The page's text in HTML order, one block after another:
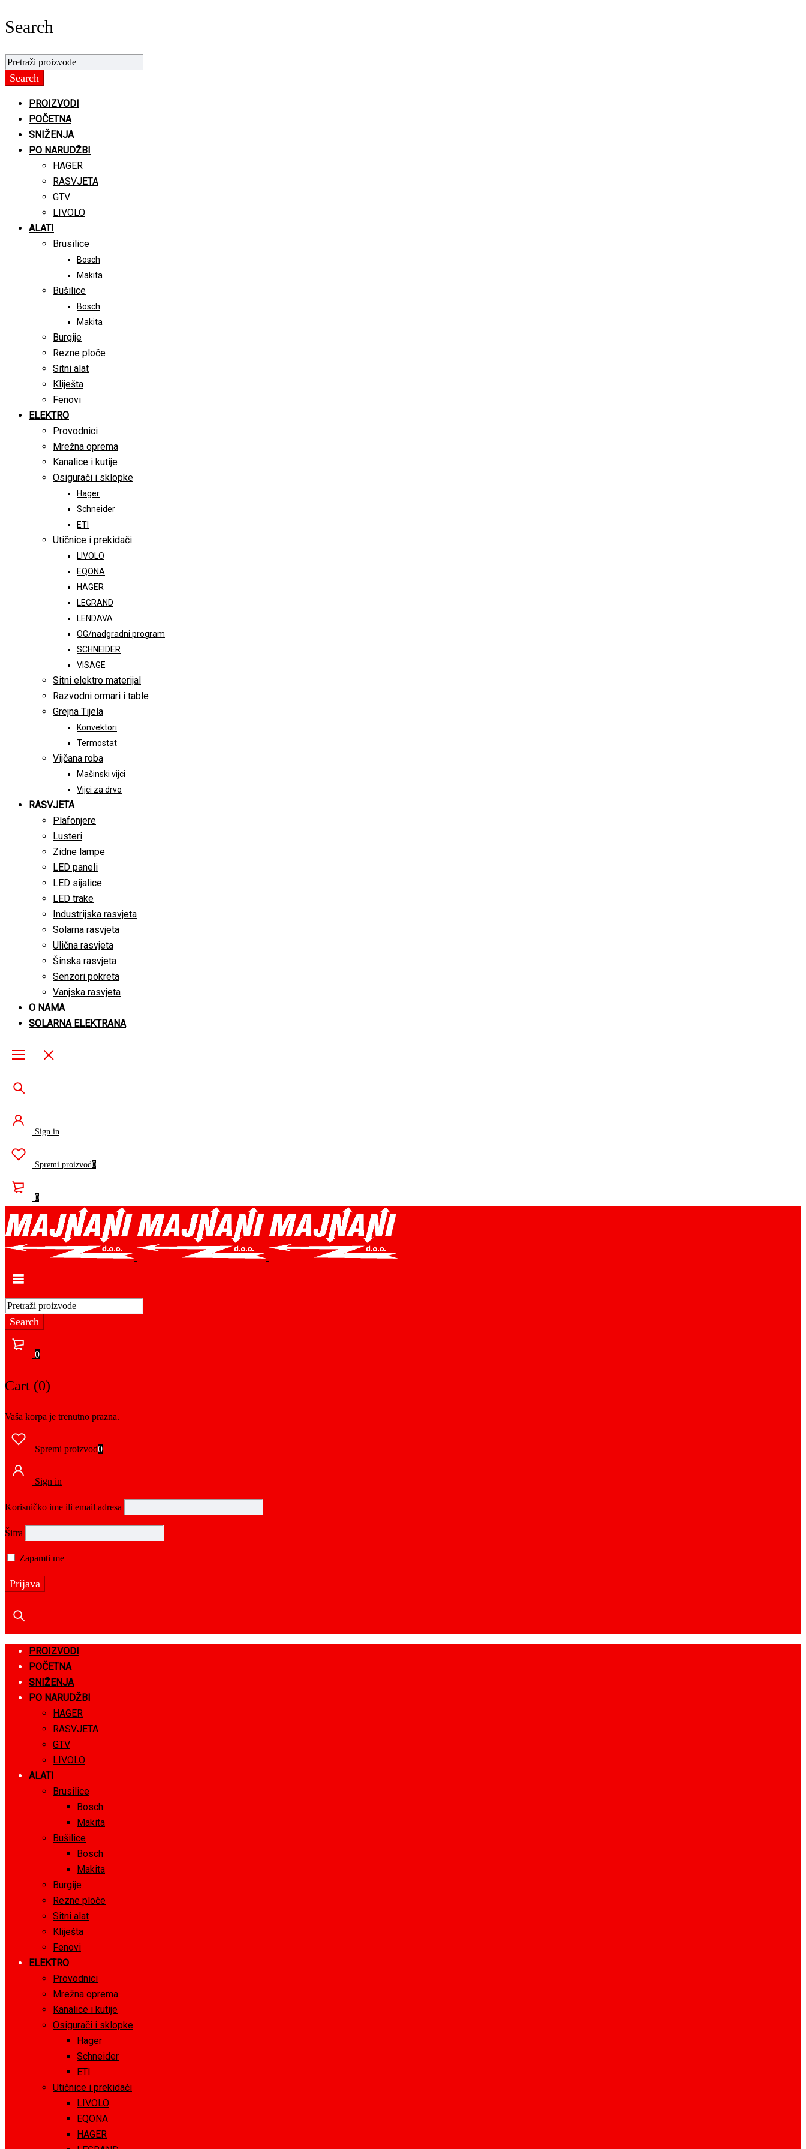
Search
PROIZVODI
POČETNA
SNIŽENJA
PO NARUDŽBI
HAGER
RASVJETA
GTV
LIVOLO
ALATI
Brusilice
Bosch
Makita
Bušilice
Bosch
Makita
Burgije
Rezne ploče
Sitni alat
Kliješta
Fenovi
ELEKTRO
Provodnici
Mrežna oprema
Kanalice i kutije
Osigurači i sklopke
Hager
Schneider
ETI
Utičnice i prekidači
LIVOLO
EQONA
HAGER
LEGRAND
LENDAVA
OG/nadgradni program
SCHNEIDER
VISAGE
Sitni elektro materijal
Razvodni ormari i table
Grejna Tijela
Konvektori
Termostat
Vijčana roba
Mašinski vijci
Vijci za drvo
RASVJETA
Plafonjere
Lusteri
Zidne lampe
LED paneli
LED sijalice
LED trake
Industrijska rasvjeta
Solarna rasvjeta
Ulična rasvjeta
Šinska rasvjeta
Senzori pokreta
Vanjska rasvjeta
O NAMA
SOLARNA ELEKTRANA
Sign in
Spremi proizvod0
0
0
Cart (0)
Vaša korpa je trenutno prazna.
Spremi proizvod0
Sign in
Korisničko ime ili email adresa
Šifra
Zapamti me
PROIZVODI
POČETNA
SNIŽENJA
PO NARUDŽBI
HAGER
RASVJETA
GTV
LIVOLO
ALATI
Brusilice
Bosch
Makita
Bušilice
Bosch
Makita
Burgije
Rezne ploče
Sitni alat
Kliješta
Fenovi
ELEKTRO
Provodnici
Mrežna oprema
Kanalice i kutije
Osigurači i sklopke
Hager
Schneider
ETI
Utičnice i prekidači
LIVOLO
EQONA
HAGER